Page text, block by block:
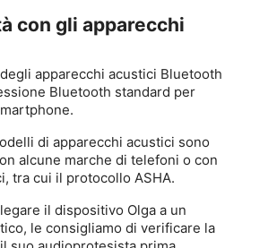
con gli apparecchi
apparecchi acustici Bluetooth
Bluetooth standard per
di apparecchi acustici sono
alcune marche di telefoni o con
tra cui il protocollo ASHA.
il dispositivo Olga a un
le consigliamo di verificare la